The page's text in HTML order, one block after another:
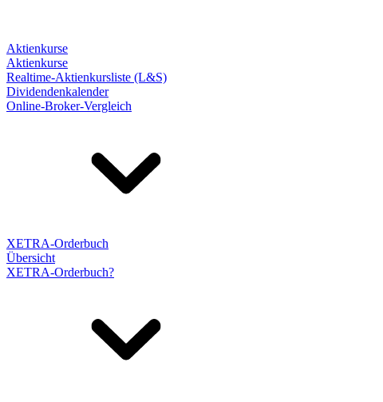
Aktienkurse
Aktienkurse
Realtime-Aktienkursliste (L&S)
Dividendenkalender
Online-Broker-Vergleich
XETRA-Orderbuch
Übersicht
XETRA-Orderbuch?